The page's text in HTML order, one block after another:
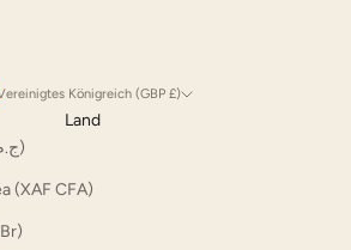
Vereinigtes Königreich (GBP £)
Land
Ägypten (EGP ج.م)
Äquatorialguinea (XAF CFA)
Äthiopien (ETB Br)